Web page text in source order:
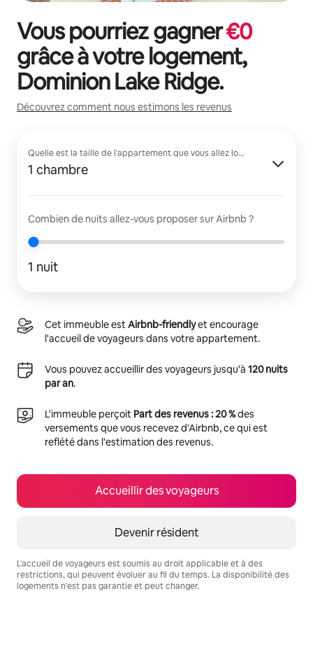
Vous pourriez gagner€0
grâce à votre logement,
Dominion Lake Ridge.
Découvrez comment nous estimons les revenus
Quelle est la taille de l'appartement que vous allez louer ?
1 chambre
Combien de nuits allez-vous proposer sur Airbnb ?
1 nuit
Cet immeuble estAirbnb-friendlyet encourage
l'accueil de voyageurs dans votre appartement.
Vous pouvez accueillir des voyageurs jusqu'à 120 nuits
par an.
L'immeuble perçoit Part des revenus : 20 %des
versements que vous recevez d'Airbnb, ce qui est
reflété dans l'estimation des revenus.
Accueillir des voyageurs
Devenir résident
L'accueil de voyageurs est soumis au droit applicable et à des
restrictions, qui peuvent évoluer au fil du temps. La disponibilité des
logements n'est pas garantie et peut changer.